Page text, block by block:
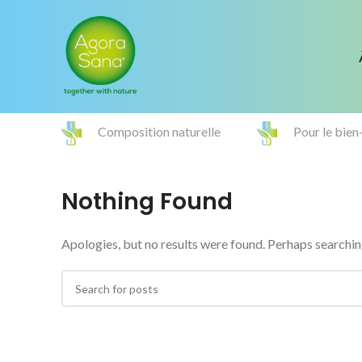
Composition naturelle Pour le
Nothing Found
Apologies, but no results were found. Perhaps